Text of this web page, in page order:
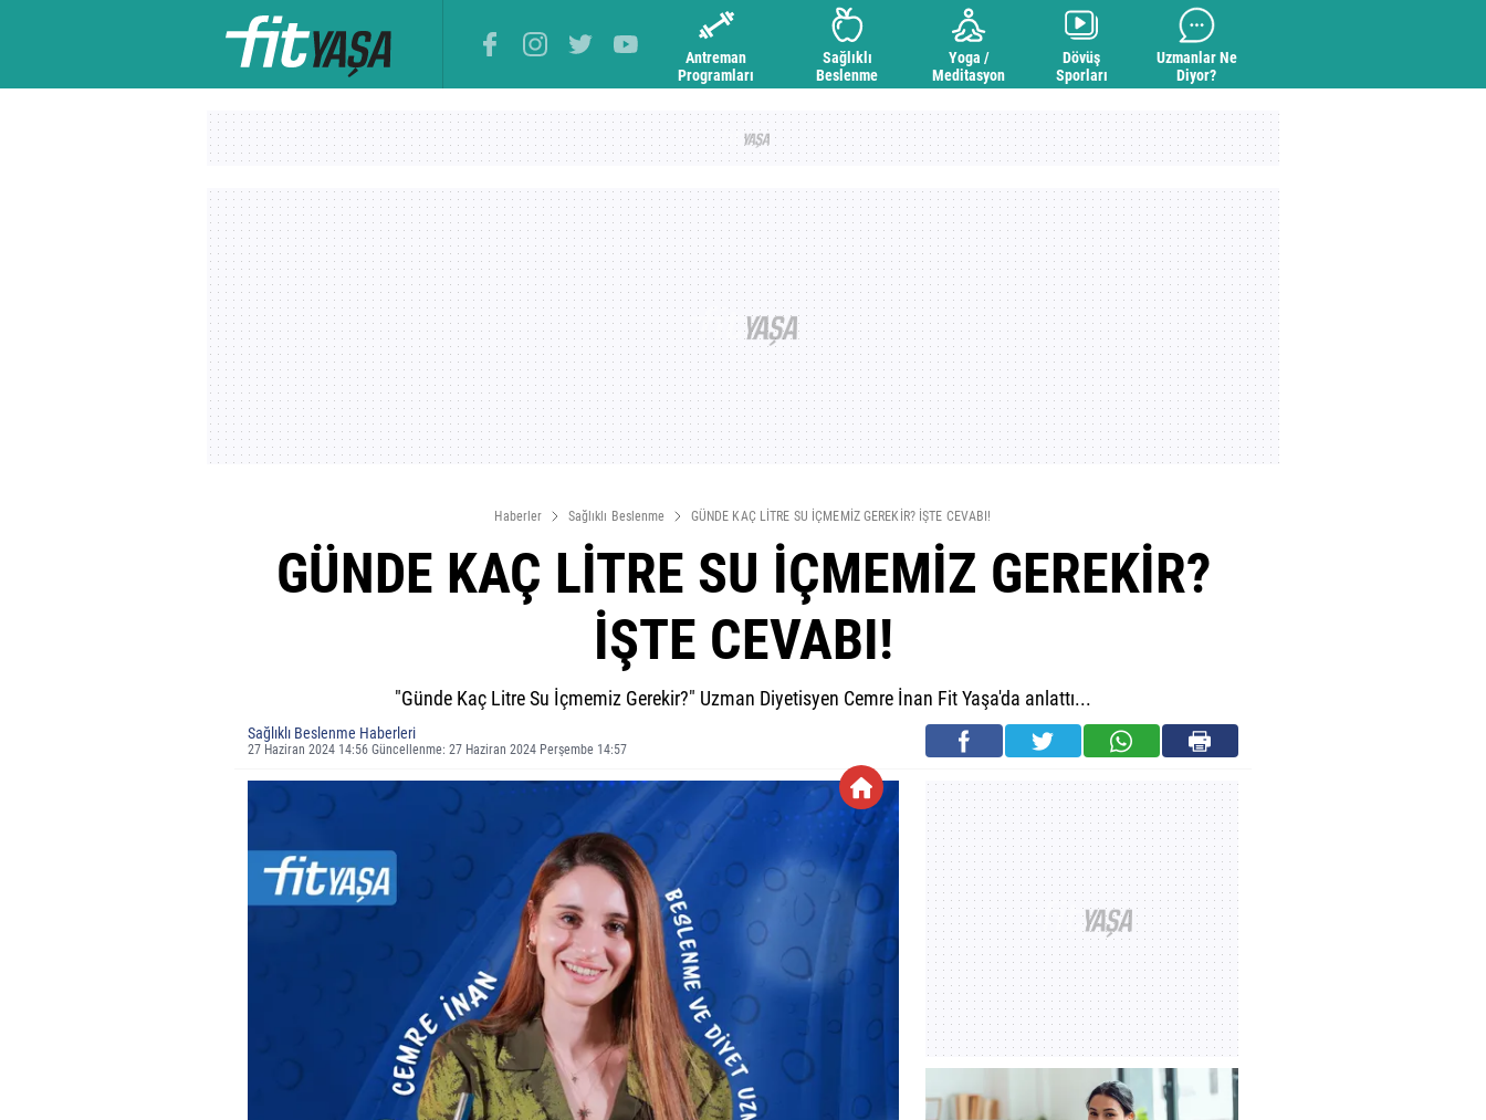
Antreman
Programları
Sağlıklı
Beslenme
Yoga /
Meditasyon
Dövüş
Sporları
Uzmanlar Ne
Diyor?
Haberler Sağlıklı Beslenme GÜNDE KAÇ LİTRE SU İÇMEMİZ GEREKİR? İŞTE CEVABI!
GÜNDE KAÇ LİTRE SU İÇMEMİZ GEREKİR?
İŞTE CEVABI!
"Günde Kaç Litre Su İçmemiz Gerekir?" Uzman Diyetisyen Cemre İnan Fit Yaşa'da anlattı...
Sağlıklı Beslenme Haberleri
27 Haziran 2024 14:56 Güncellenme: 27 Haziran 2024 Perşembe 14:57